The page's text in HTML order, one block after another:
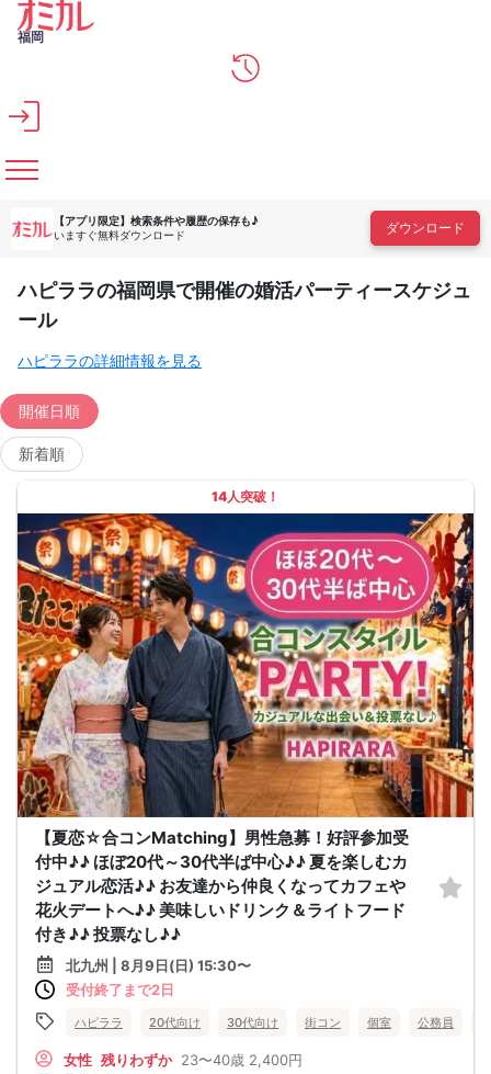
メインコンテンツへスキップ
福岡
【アプリ限定】 検索条件や履歴の保存も♪
いますぐ無料ダウンロード
ダウンロード
ハピララの福岡県で開催の婚活パーティースケジュ
ール
ハピララの詳細情報を見る
開催日順
新着順
14人突破！
【夏恋☆合コンMatching】男性急募！好評参加受
付中♪♪ ほぼ20代～30代半ば中心♪♪ 夏を楽しむカ
ジュアル恋活♪♪ お友達から仲良くなってカフェや
花火デートへ♪♪ 美味しいドリンク＆ライトフード
付き♪♪ 投票なし♪♪
北九州 | 8月9日(日) 15:30〜
受付終了まで2日
ハピララ 20代向け 30代向け 街コン 個室 公務員
女性 残りわずか 23〜40歳 2,400円